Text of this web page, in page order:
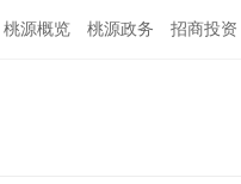
桃源概览 桃源政务 招商投资